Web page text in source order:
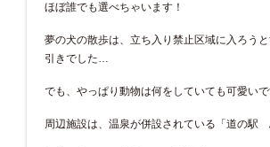
ほぼ誰でも選べちゃいます！
夢の犬の散歩は、立ち入り禁止区域に入ろう
引きでした…
でも、やっぱり動物は何をしていても可愛いで
周辺施設は、温泉が併設されている「道の駅